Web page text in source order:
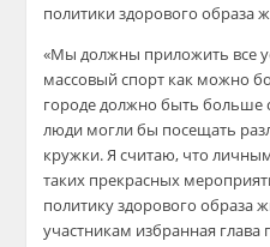
политики здорового образа
«Мы должны приложить все
массовый спорт как можно
городе должно быть больше
люди могли бы посещать
кружки. Я считаю, что
таких прекрасных
политику здорового образа
участникам избранная глава